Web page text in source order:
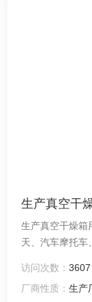
生产真空干
生产真空干燥箱用途： 真空干燥箱适用于
天、汽车摩托车
时的适应性试
访问次数：3607
厂商性质：生产